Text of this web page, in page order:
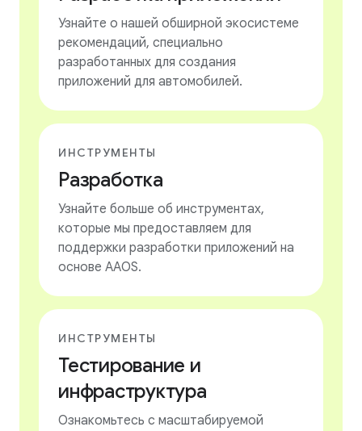
Узнайте о нашей обширной экосистеме
рекомендаций, специально
разработанных для создания
приложений для автомобилей.
ИНСТРУМЕНТЫ
Разработка
Узнайте больше об инструментах,
которые мы предоставляем для
поддержки разработки приложений на
основе AAOS.
ИНСТРУМЕНТЫ
Тестирование и
инфраструктура
Ознакомьтесь с масштабируемой